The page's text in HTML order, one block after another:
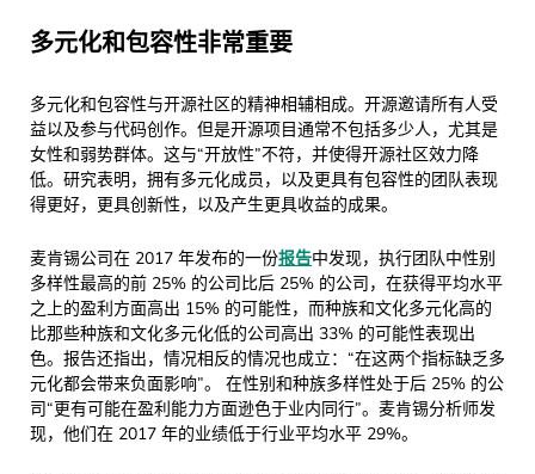
多元化和包容性非常重要
多元化和包容性与开源社区的精神相辅相成。开源邀请所有人受
益以及参与代码创作。但是开源项目通常不包括多少人，尤其是
女性和弱势群体。这与“开放性”不符，并使得开源社区效力降
低。研究表明，拥有多元化成员，以及更具有包容性的团队表现
得更好，更具创新性，以及产生更具收益的成果。
麦肯锡公司在 2017 年发布的一份报告中发现，执行团队中性别
多样性最高的前 25% 的公司比后 25% 的公司，在获得平均水平
之上的盈利方面高出 15% 的可能性，而种族和文化多元化高的
比那些种族和文化多元化低的公司高出 33% 的可能性表现出
色。报告还指出，情况相反的情况也成立：“在这两个指标缺乏多
元化都会带来负面影响”。 在性别和种族多样性处于后 25% 的公
司“更有可能在盈利能力方面逊色于业内同行”。麦肯锡分析师发
现，他们在 2017 年的业绩低于行业平均水平 29%。